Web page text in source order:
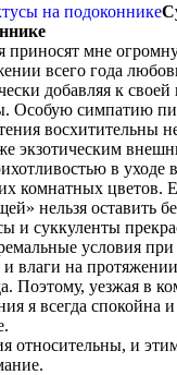
приносят мне
всего года
добавляя к своей
Особую симпатию
восхитительны
экзотическим
в уходе
комнатных цветов.
нельзя оставить
и суккуленты
условия
и влаги на
Поэтому, уезжая в
я всегда спокойна
относительны, и